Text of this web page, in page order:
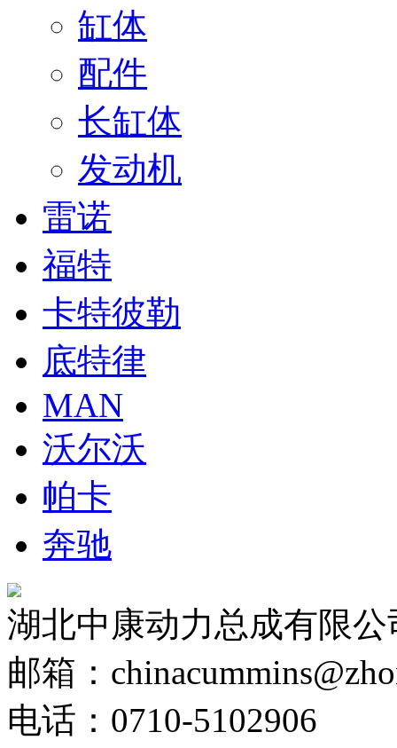
缸体
配件
长缸体
发动机
雷诺
福特
卡特彼勒
底特律
MAN
沃尔沃
帕卡
奔驰
湖北中康动力总成有限公
邮箱：
电话：0710-5102906